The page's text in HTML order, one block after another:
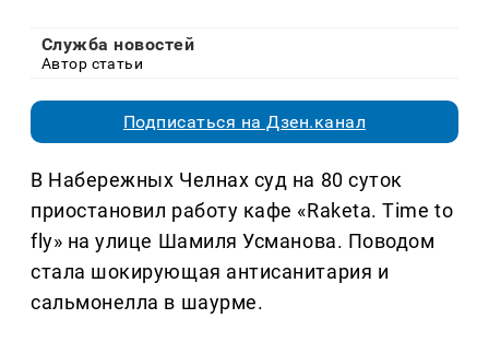
Служба новостей
Автор статьи
Подписаться на Дзен.канал
В Набережных Челнах суд на 80 суток
приостановил работу кафе «Raketa. Time to
fly» на улице Шамиля Усманова. Поводом
стала шокирующая антисанитария и
сальмонелла в шаурме.